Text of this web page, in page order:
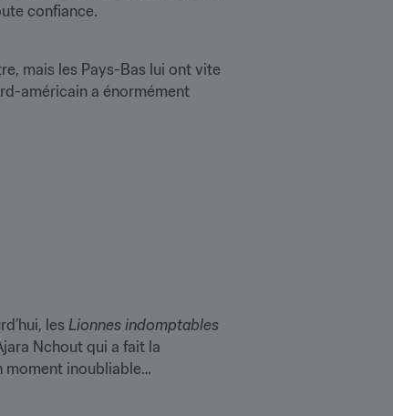
confiance.
mais les Pays-Bas lui ont vite
américain a énormément
les Lionnes indomptables
Nchout qui a fait la
moment inoubliable…